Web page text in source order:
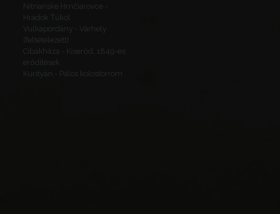
Nitrianske Hrnčiarovce -
Hrádok Ťúkol
Vulkapordány - Várhely
(feltételezett)
Cibakháza - Kiserőd, 1849-es
erődítések
Kurityán - Pálos kolostorrom